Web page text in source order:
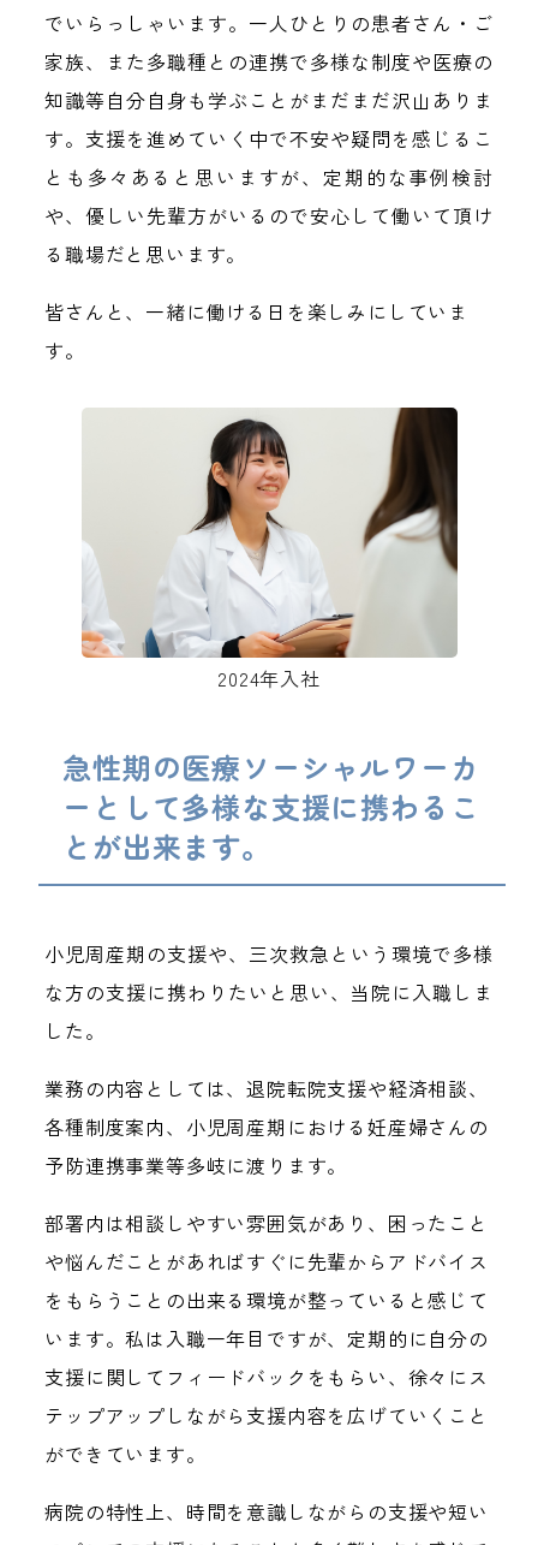
でいらっしゃいます。一人ひとりの患者さん・ご
家族、また多職種との連携で多様な制度や医療の
知識等自分自身も学ぶことがまだまだ沢山ありま
す。支援を進めていく中で不安や疑問を感じるこ
とも多々あると思いますが、定期的な事例検討
や、優しい先輩方がいるので安心して働いて頂け
る職場だと思います。
皆さんと、一緒に働ける日を楽しみにしていま
す。
2024年入社
急性期の医療ソーシャルワーカ
ーとして多様な支援に携わるこ
とが出来ます。
小児周産期の支援や、三次救急という環境で多様
な方の支援に携わりたいと思い、当院に入職しま
した。
業務の内容としては、退院転院支援や経済相談、
各種制度案内、小児周産期における妊産婦さんの
予防連携事業等多岐に渡ります。
部署内は相談しやすい雰囲気があり、困ったこと
や悩んだことがあればすぐに先輩からアドバイス
をもらうことの出来る環境が整っていると感じて
います。私は入職一年目ですが、定期的に自分の
支援に関してフィードバックをもらい、徐々にス
テップアップしながら支援内容を広げていくこと
ができています。
病院の特性上、時間を意識しながらの支援や短い